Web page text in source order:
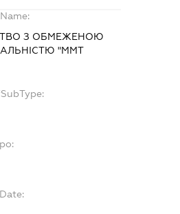
З ОБМЕЖЕНОЮ
"ММТ